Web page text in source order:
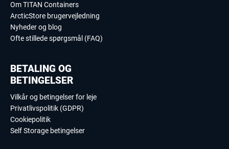
Om TITAN Containers
ArcticStore brugervejledning
Nyheder og blog
Ofte stillede spørgsmål (FAQ)
BETALING OG
BETINGELSER
Vilkår og betingelser for leje
Privatlivspolitik (GDPR)
Cookiepolitik
Self Storage betingelser